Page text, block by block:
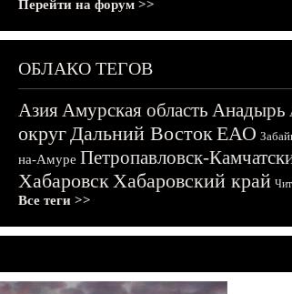
Перейти на форум >>
ОБЛАКО ТЕГОВ
АзияАмурская область Анадырь
округДальний ВостокЕАО
на-Амуре Петропавловск-
ХабаровскХабаровский край
Все теги >>